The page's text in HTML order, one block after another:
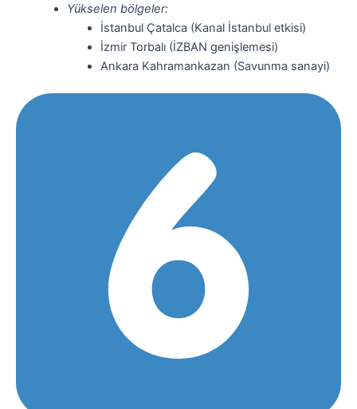
Yükselen bölgeler:
İstanbul Çatalca (Kanal İstanbul etkisi)
İzmir Torbalı (İZBAN genişlemesi)
Ankara Kahramankazan (Savunma sanayi)